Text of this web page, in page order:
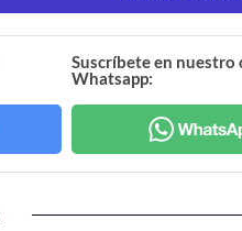
Suscríbete en nuestro
Whatsapp: